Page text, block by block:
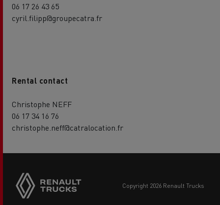
06 17 26 43 65
cyril.filipp@groupecatra.fr
Rental contact
Christophe NEFF
06 17 34 16 76
christophe.neff@catralocation.fr
buttons
copyright 2026 Renault Trucks